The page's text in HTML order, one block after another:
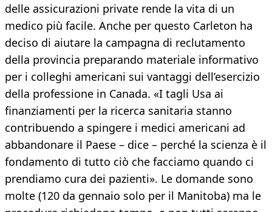
delle assicurazioni private rende la vita di un
medico più facile. Anche per questo Carleton ha
deciso di aiutare la campagna di reclutamento
della provincia preparando materiale informativo
per i colleghi americani sui vantaggi dell’esercizio
della professione in Canada. «I tagli Usa ai
finanziamenti per la ricerca sanitaria stanno
contribuendo a spingere i medici americani ad
abbandonare il Paese – dice – perché la scienza è il
fondamento di tutto ciò che facciamo quando ci
prendiamo cura dei pazienti». Le domande sono
molte (120 da gennaio solo per il Manitoba) ma le